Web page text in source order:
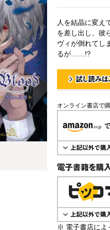
人を結晶に変え
を差し出し、彼
ヴィが倒れてし
るが……!?
オンライン書店で
電子書籍で購入
※ 電子書店によ